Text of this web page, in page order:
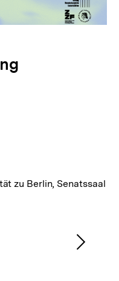
zu Berlin, Senatssaal